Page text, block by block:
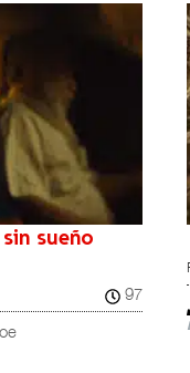
sueño
97